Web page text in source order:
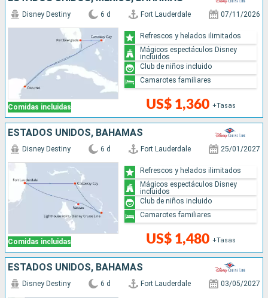
Comidas incluidas
Disney Destiny 6 d Fort Lauderdale 07/11/2026
US$ 1,360 +Tasas
Refrescos y helados ilimitados
Mágicos espectáculos Disney
incluidos
Club de niños incluido
Camarotes familiares
ESTADOS UNIDOS, BAHAMAS
Comidas incluidas
Disney Destiny 6 d Fort Lauderdale 25/01/2027
US$ 1,480 +Tasas
Refrescos y helados ilimitados
Mágicos espectáculos Disney
incluidos
Club de niños incluido
Camarotes familiares
ESTADOS UNIDOS, BAHAMAS
Disney Destiny 6 d Fort Lauderdale 03/05/2027